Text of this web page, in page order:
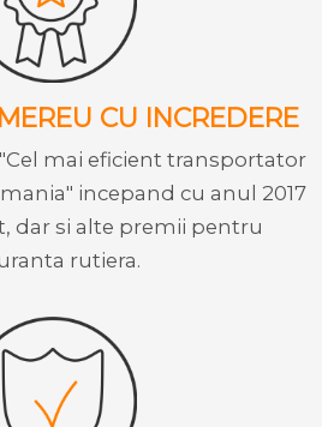
CU INCREDERE
mai eficient transportator
incepand cu anul 2017
dar si alte premii pentru
rutiera.